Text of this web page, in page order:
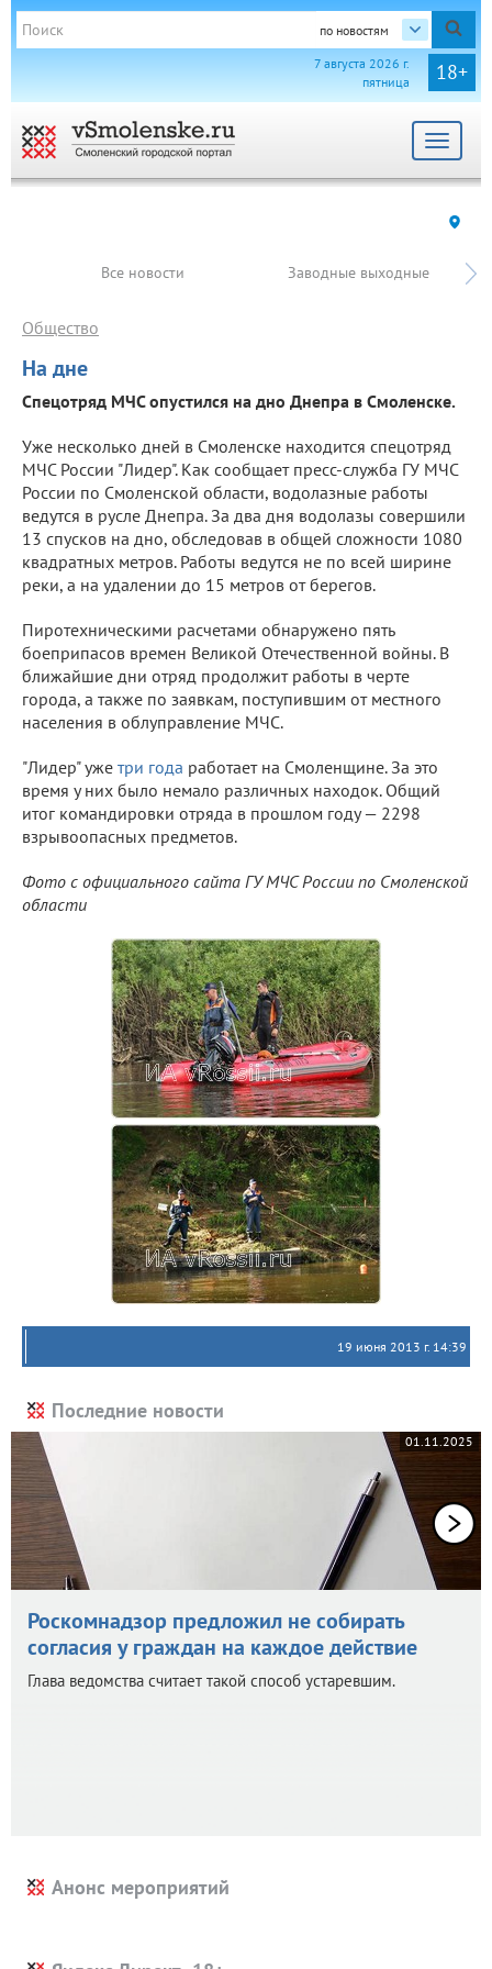
по новостям
18+
7 августа 2026 г.
пятница
Toggle
Все новости Заводные выходные
На дне
Общество
Спецотряд МЧС опустился на дно Днепра в Смоленске.
Уже несколько дней в Смоленске находится спецотряд
МЧС России "Лидер". Как сообщает пресс-служба ГУ МЧС
России по Смоленской области, водолазные работы
ведутся в русле Днепра. За два дня водолазы совершили
13 спусков на дно, обследовав в общей сложности 1080
квадратных метров. Работы ведутся не по всей ширине
реки, а на удалении до 15 метров от берегов.
Пиротехническими расчетами обнаружено пять
боеприпасов времен Великой Отечественной войны. В
ближайшие дни отряд продолжит работы в черте
города, а также по заявкам, поступившим от местного
населения в облуправление МЧС.
"Лидер" уже три года работает на Смоленщине. За это
время у них было немало различных находок. Общий
итог командировки отряда в прошлом году — 2298
взрывоопасных предметов.
Фото с официального сайта ГУ МЧС России по Смоленской
области
19 июня 2013 г. 14:39
Последние новости
01.11.2025
Роскомнадзор предложил не собирать
согласия у граждан на каждое действие
Глава ведомства считает такой способ устаревшим.
Анонс мероприятий